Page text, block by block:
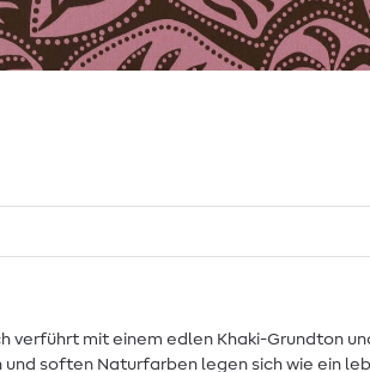
verführt mit einem edlen Khaki-Grundton
soften Naturfarben legen sich wie ein